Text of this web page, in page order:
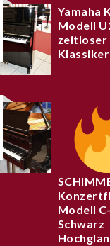
Yamaha
Modell
zeitloser
Klassiker
Modell
Schwarz